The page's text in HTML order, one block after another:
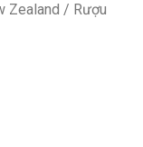
Zealand / Rượu